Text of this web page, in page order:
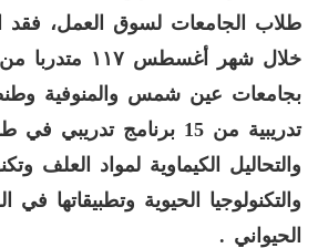
طلاب الجامعات لسوق العمل، فقد
خلال شهر أغسطس
بجامعات عين شمس والمنوفية
تدريبية من 15 برنامج
والتحاليل الكيماوية لمواد العلف
والتكنولوجيا الحيوية وتطبيقاتها في
الحيواني .